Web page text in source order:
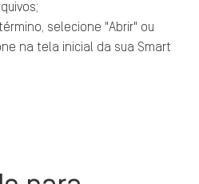
selecione "Abrir" ou
na tela inicial da sua Smart